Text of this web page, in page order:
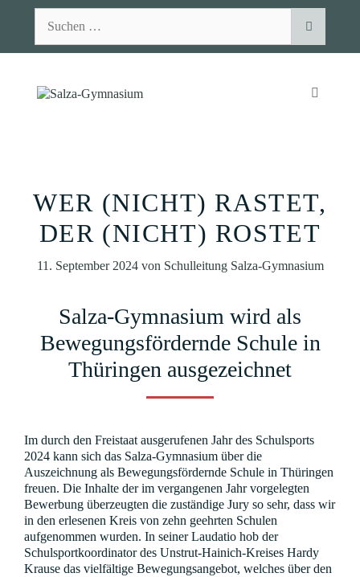
nach:
WER (NICHT) RASTET,
DER (NICHT) ROSTET
11. September 2024 von Schulleitung Salza-Gymnasium
Salza-Gymnasium wird als
Bewegungsfördernde Schule in
Thüringen ausgezeichnet
Im durch den Freistaat ausgerufenen Jahr des Schulsports
2024 kann sich das Salza-Gymnasium über die
Auszeichnung als Bewegungsfördernde Schule in Thüringen
freuen. Die Inhalte der im vergangenen Jahr vorgelegten
Bewerbung überzeugten die zuständige Jury so sehr, dass wir
in den erlesenen Kreis von zehn geehrten Schulen
aufgenommen wurden. In seiner Laudatio hob der
Schulsportkoordinator des Unstrut-Hainich-Kreises Hardy
Krause das vielfältige Bewegungsangebot, welches über den